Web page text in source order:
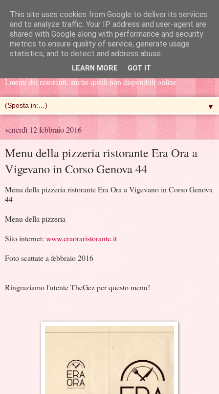
Menu e Prezzi
I menu dei ristoranti, anche quelli non disponibili online
▼
venerdì 12 febbraio 2016
Menu della pizzeria ristorante Era Ora a
Vigevano in Corso Genova 44
Menu della pizzeria ristorante Era Ora a Vigevano in Corso Genova
44
Menu della pizzeria
Sito internet: www.eraoraristorante.it
Foto scattate a febbraio 2016
Ringraziamo l'utente TheGez per questo menu!
This site uses cookies from Google to deliver its services
and to analyze traffic. Your IP address and user-agent are
shared with Google along with performance and security
metrics to ensure quality of service, generate usage
statistics, and to detect and address abuse.
LEARN MORE GOT IT